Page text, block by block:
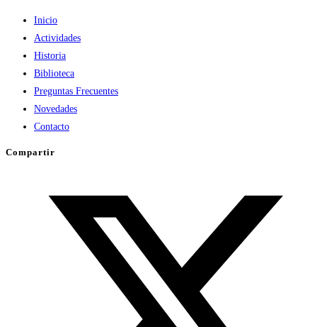
Inicio
Actividades
Historia
Biblioteca
Preguntas Frecuentes
Novedades
Contacto
Compartir